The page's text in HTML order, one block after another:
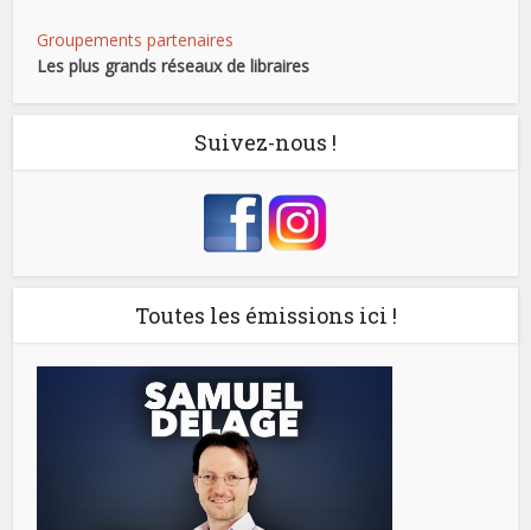
Groupements partenaires
Les plus grands réseaux de libraires
Suivez-nous !
Toutes les émissions ici !